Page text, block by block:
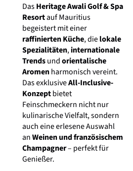
DasHeritage Awali Golf & Spa
Resortauf Mauritius
begeistert mit einer
raffinierten Küche, dielokale
Spezialitäten,internationale
Trendsundorientalische
Aromenharmonisch vereint.
Das exklusiveAll-Inclusive-
Konzeptbietet
Feinschmeckern nicht nur
kulinarische Vielfalt, sondern
auch eine erlesene Auswahl
anWeinen und französischem
Champagner– perfekt für
Genießer.